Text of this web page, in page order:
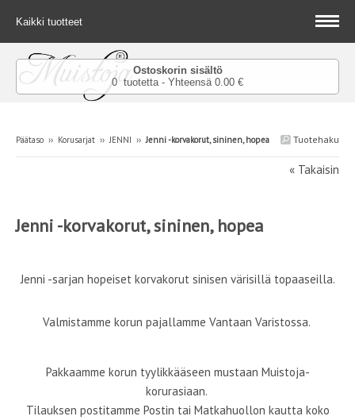
Kaikki tuotteet
Ostoskorin sisältö
0 tuotetta - Yhteensä 0.00 €
Tuotehaku
Päätaso ›› Korusarjat ››JENNI ››Jenni -korvakorut, sininen, hopea
« Takaisin
Jenni -korvakorut, sininen, hopea
Jenni -sarjan hopeiset korvakorut sinisen värisillä topaaseilla.
Valmistamme korun pajallamme Vantaan Varistossa.
Pakkaamme korun tyylikkääseen mustaan Muistoja-
korurasiaan.
Tilauksen postitamme Postin tai Matkahuollon kautta koko